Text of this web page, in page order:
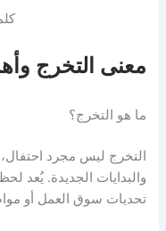
معنى التخرج
ما هو التخرج؟
التخرج ليس مجرد احتفال،
والبدايات الجديدة. يُعد
تحديات سوق العمل أو